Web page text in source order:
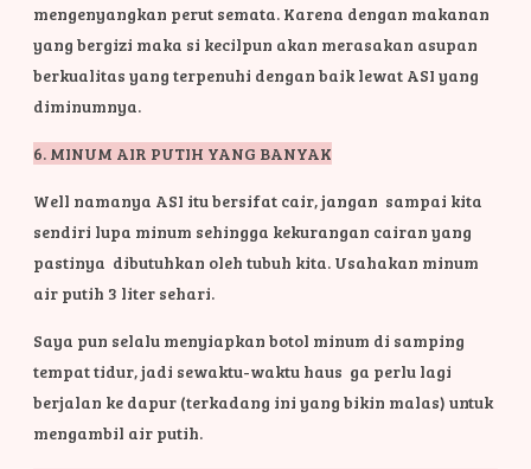
mengenyangkan perut semata. Karena dengan makanan
yang bergizi maka si kecilpun akan merasakan asupan
berkualitas yang terpenuhi dengan baik lewat ASI yang
diminumnya.
6. MINUM AIR PUTIH YANG BANYAK
Well namanya ASI itu bersifat cair, jangan sampai kita
sendiri lupa minum sehingga kekurangan cairan yang
pastinya dibutuhkan oleh tubuh kita. Usahakan minum
air putih 3 liter sehari.
Saya pun selalu menyiapkan botol minum di samping
tempat tidur, jadi sewaktu-waktu haus ga perlu lagi
berjalan ke dapur (terkadang ini yang bikin malas) untuk
mengambil air putih.